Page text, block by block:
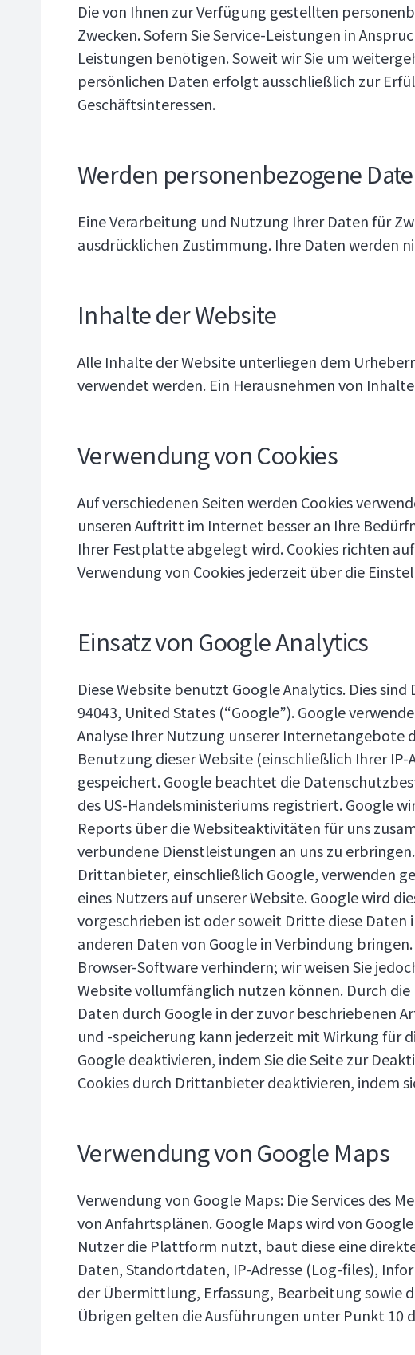
Die von Ihnen zur Verfügung gestellten
Zwecken. Sofern Sie Service-Leistungen in
Leistungen benötigen. Soweit wir Sie um
persönlichen Daten erfolgt ausschließlich zur
Geschäftsinteressen.
Werden personenbezogene
Eine Verarbeitung und Nutzung Ihrer Daten für
ausdrücklichen Zustimmung. Ihre Daten werden
Inhalte der Website
Alle Inhalte der Website unterliegen dem
verwendet werden. Ein Herausnehmen von
Verwendung von Cookies
Auf verschiedenen Seiten werden Cookies
unseren Auftritt im Internet besser an Ihre
Ihrer Festplatte abgelegt wird. Cookies richten
Verwendung von Cookies jederzeit über die
Einsatz von Google Analytics
Diese Website benutzt Google Analytics. Dies
94043, United States (“Google”). Google
Analyse Ihrer Nutzung unserer Internetangebote
Benutzung dieser Website (einschließlich Ihrer
gespeichert. Google beachtet die
des US-Handelsministeriums registriert. Google
Reports über die Websiteaktivitäten für uns
verbundene Dienstleistungen an uns zu
Drittanbieter, einschließlich Google, verwenden
eines Nutzers auf unserer Website. Google wird
vorgeschrieben ist oder soweit Dritte diese Daten
anderen Daten von Google in Verbindung
Browser-Software verhindern; wir weisen Sie
Website vollumfänglich nutzen können. Durch
Daten durch Google in der zuvor beschriebenen
und -speicherung kann jederzeit mit Wirkung für
Google deaktivieren, indem Sie die Seite zur
Cookies durch Drittanbieter deaktivieren, indem
Verwendung von Google Maps
Verwendung von Google Maps: Die Services des
von Anfahrtsplänen. Google Maps wird von
Nutzer die Plattform nutzt, baut diese eine
Daten, Standortdaten, IP-Adresse (Log-files),
der Übermittlung, Erfassung, Bearbeitung sowie
Übrigen gelten die Ausführungen unter Punkt 10